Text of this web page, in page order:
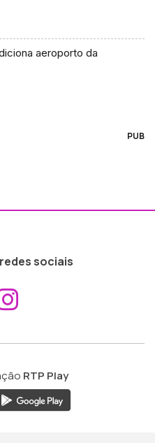
aeroporto da
PUB
sociais
ao
RTP Play